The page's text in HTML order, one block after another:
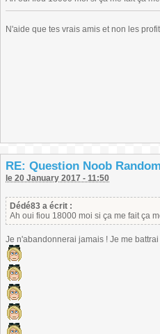
N'aide que tes vrais amis et non les
RE: Question Noob Random
le 20 January 2017 - 11:50
Dédé83 a écrit :
Ah oui fiou 18000 moi si ça me fait ça
Je n'abandonnerai jamais ! Je me